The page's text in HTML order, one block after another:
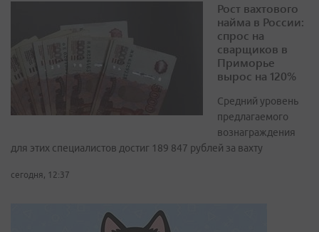
Рост вахтового
найма в России:
спрос на
сварщиков в
Приморье
вырос на 120%
Средний уровень
предлагаемого
вознаграждения
для этих специалистов достиг 189 847 рублей за вахту
сегодня, 12:37